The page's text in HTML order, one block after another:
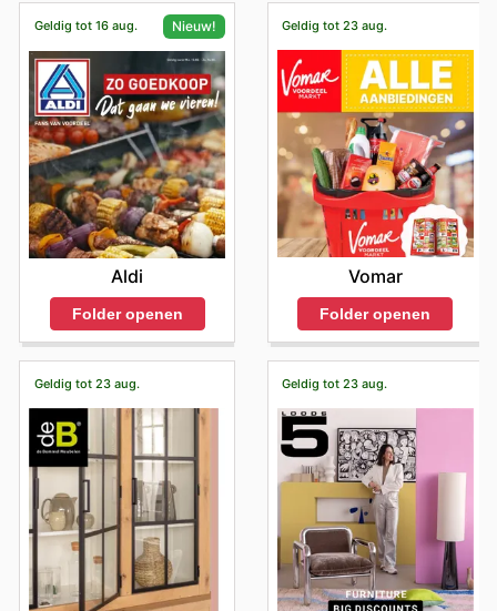
Geldig tot 16 aug. Nieuw!
Aldi
Folder openen
Geldig tot 23 aug.
Vomar
Folder openen
Geldig tot 23 aug. Geldig tot 23 aug.